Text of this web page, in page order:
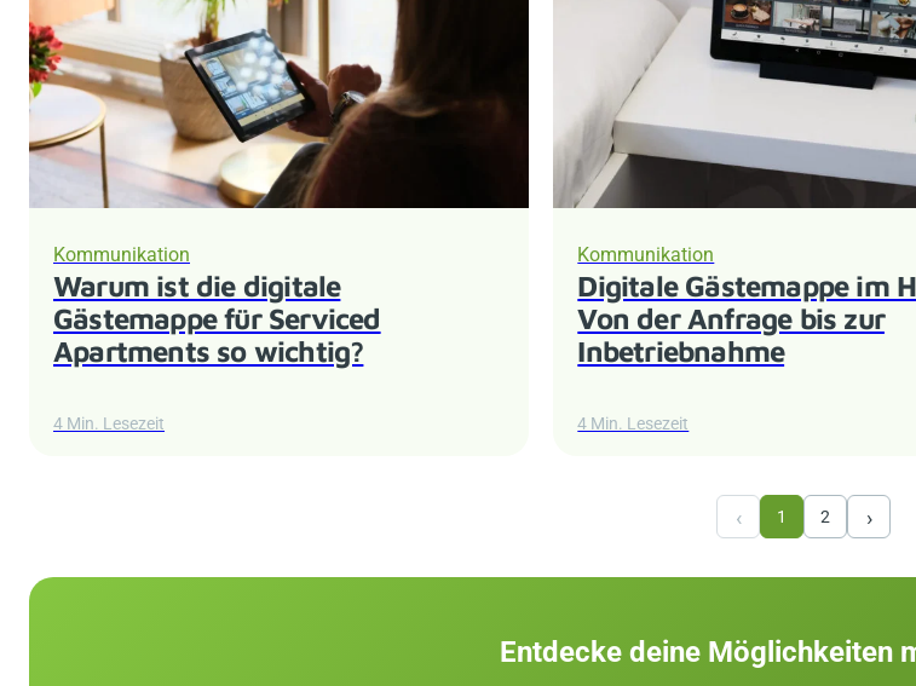
Kommunikation
Warum ist die digitale
Gästemappe für Serviced
Apartments so wichtig?
4 Min. Lesezeit
Kommunikation
Digitale Gästemappe im
Von der Anfrage bis zur
Inbetriebnahme
4 Min. Lesezeit
‹ 1 2 ›
Entdecke deine Möglichkeiten